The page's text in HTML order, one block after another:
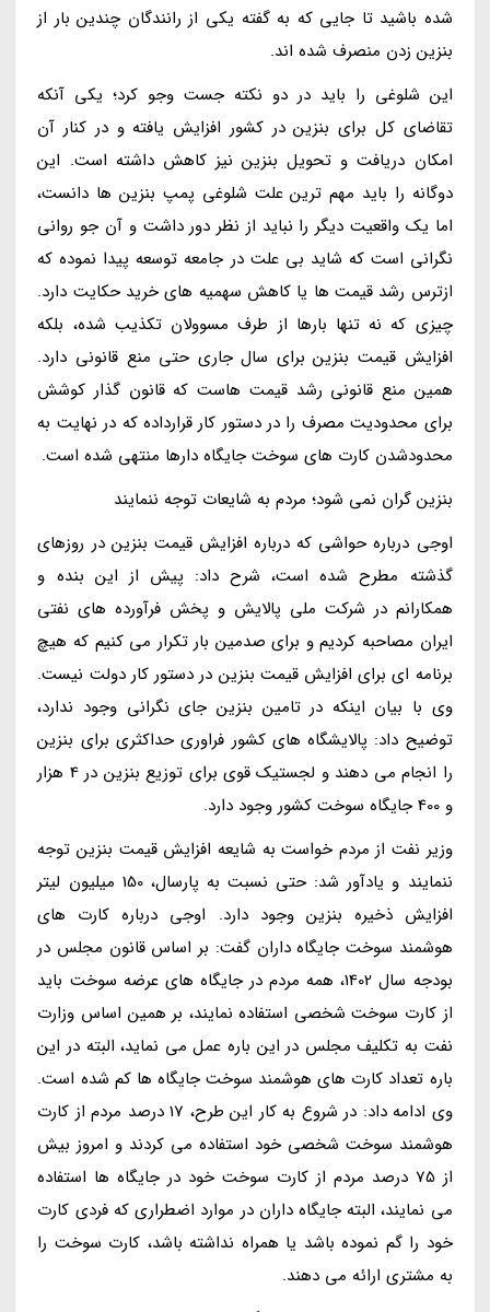
شده باشید تا جایی که به گفته یکی از رانندگان چندین بار از
بنزین زدن منصرف شده اند.
این شلوغی را باید در دو نکته جست وجو کرد؛ یکی آنکه
تقاضای کل برای بنزین در کشور افزایش یافته و در کنار آن
امکان دریافت و تحویل بنزین نیز کاهش داشته است. این
دوگانه را باید مهم ترین علت شلوغی پمپ بنزین ها دانست،
اما یک واقعیت دیگر را نباید از نظر دور داشت و آن جو روانی
نگرانی است که شاید بی علت در جامعه توسعه پیدا نموده که
ازترس رشد قیمت ها یا کاهش سهمیه های خرید حکایت دارد.
چیزی که نه تنها بارها از طرف مسوولان تکذیب شده، بلکه
افزایش قیمت بنزین برای سال جاری حتی منع قانونی دارد.
همین منع قانونی رشد قیمت هاست که قانون گذار کوشش
برای محدودیت مصرف را در دستور کار قرارداده که در نهایت به
محدودشدن کارت های سوخت جایگاه دارها منتهی شده است.
بنزین گران نمی شود؛ مردم به شایعات توجه ننمایند
اوجی درباره حواشی که درباره افزایش قیمت بنزین در روزهای
گذشته مطرح شده است، شرح داد: پیش از این بنده و
همکارانم در شرکت ملی پالایش و پخش فرآورده های نفتی
ایران مصاحبه کردیم و برای صدمین بار تکرار می کنیم که هیچ
برنامه ای برای افزایش قیمت بنزین در دستور کار دولت نیست.
وی با بیان اینکه در تامین بنزین جای نگرانی وجود ندارد،
توضیح داد: پالایشگاه های کشور فراوری حداکثری برای بنزین
را انجام می دهند و لجستیک قوی برای توزیع بنزین در 4 هزار
و 400 جایگاه سوخت کشور وجود دارد.
وزیر نفت از مردم خواست به شایعه افزایش قیمت بنزین توجه
ننمایند و یادآور شد: حتی نسبت به پارسال، 150 میلیون لیتر
افزایش ذخیره بنزین وجود دارد. اوجی درباره کارت های
هوشمند سوخت جایگاه داران گفت: بر اساس قانون مجلس در
بودجه سال 1402، همه مردم در جایگاه های عرضه سوخت باید
از کارت سوخت شخصی استفاده نمایند، بر همین اساس وزارت
نفت به تکلیف مجلس در این باره عمل می نماید، البته در این
باره تعداد کارت های هوشمند سوخت جایگاه ها کم شده است.
وی ادامه داد: در شروع به کار این طرح، 17 درصد مردم از کارت
هوشمند سوخت شخصی خود استفاده می کردند و امروز بیش
از 75 درصد مردم از کارت سوخت خود در جایگاه ها استفاده
می نمایند، البته جایگاه داران در موارد اضطراری که فردی کارت
خود را گم نموده باشد یا همراه نداشته باشد، کارت سوخت را
به مشتری ارائه می دهند.